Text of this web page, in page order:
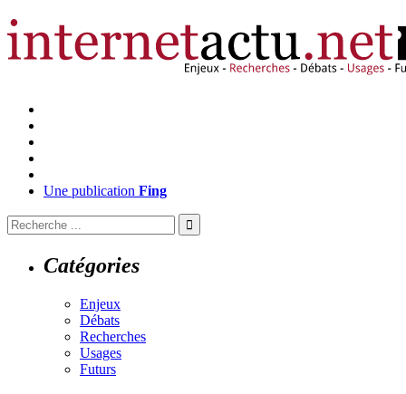
Une publication Fing
Catégories
Enjeux
Débats
Recherches
Usages
Futurs